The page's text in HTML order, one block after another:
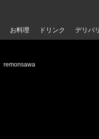
お料理 ドリンク デリバ
remonsawa